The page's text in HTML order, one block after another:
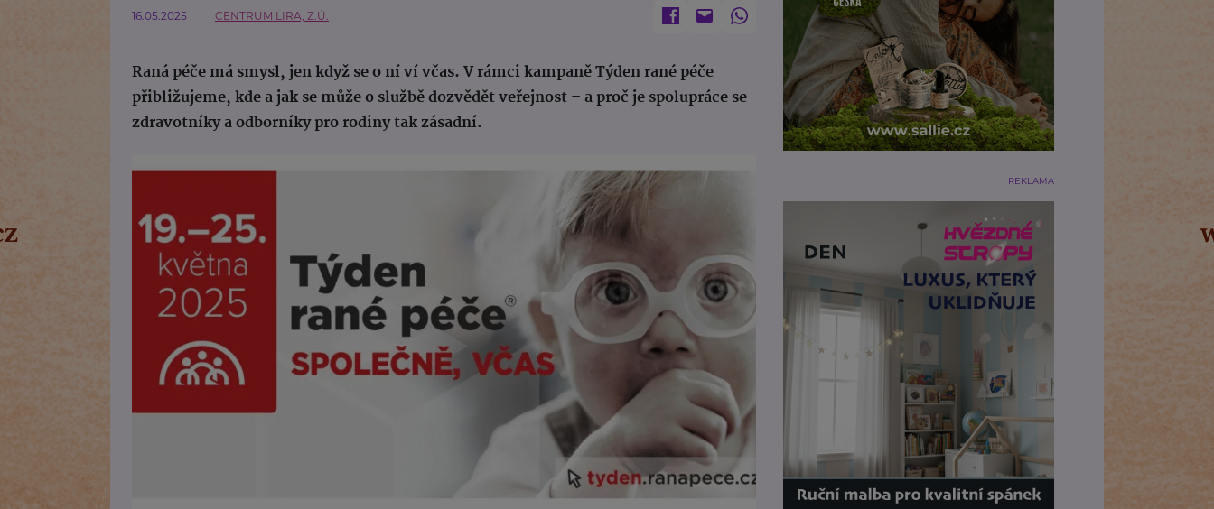
16.05.2025 CENTRUM LIRA, Z.Ú.
Raná péče má smysl, jen když se o ní ví včas. V rámci kampaně Týden rané péče
přibližujeme, kde a jak se může o službě dozvědět veřejnost – a proč je spolupráce se
zdravotníky a odborníky pro rodiny tak zásadní.
REKLAMA